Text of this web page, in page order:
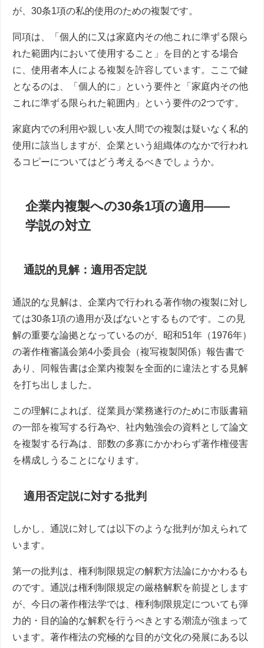
が、30条1項の私的使用のための複製です。
同項は、「個人的に又は家庭内その他これに準ずる限ら
れた範囲内において使用すること」を目的とする場合
に、使用者本人による複製を許容しています。ここで鍵
となるのは、「個人的に」という要件と「家庭内その他
これに準ずる限られた範囲内」という要件の2つです。
家庭内での利用や親しい友人間での複製は疑いなく私的
使用に該当しますが、企業という組織体のなかで行われ
るコピーについてはどう考えるべきでしょうか。
企業内複製への30条1項の適用――
学説の対立
通説的見解：適用否定説
通説的な見解は、企業内で行われる著作物の複製に対し
ては30条1項の適用が及ばないとするものです。この見
解の重要な論拠となっているのが、昭和51年（1976年）
の著作権審議会第4小委員会（複写複製関係）報告書で
あり、同報告書は企業内複製を全面的に違法とする見解
を打ち出しました。
この理解によれば、従業員が業務遂行のために市販書籍
の一部を複写する行為や、社内勉強会の資料として論文
を複製する行為は、部数の多寡にかかわらず著作権侵害
を構成しうることになります。
適用否定説に対する批判
しかし、通説に対しては以下のような批判が加えられて
います。
第一の批判は、権利制限規定の解釈方法論にかかわるも
のです。通説は権利制限規定の厳格解釈を前提とします
が、今日の著作権法学では、権利制限規定についても弾
力的・目的論的な解釈を行うべきとする潮流が強まって
います。著作権法の究極的な目的が文化の発展にある以